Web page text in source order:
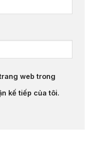
web trong
kế tiếp của tôi.